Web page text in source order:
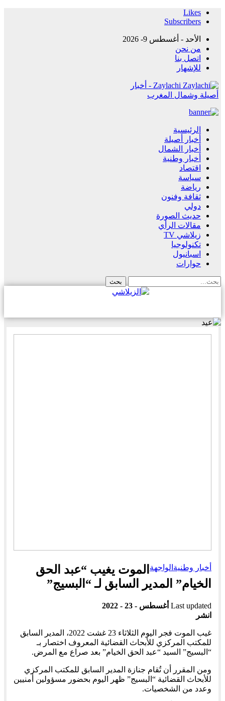
Likes
Subscribers
الأحد - أغسطس 9- 2026
من نحن
اتصل بنا
للإشهار
Zaylachi - أخبار
أصيلة وشمال المغرب
الرئيسية
أخبار أصيلة
أخبار الشمال
أخبار وطنية
اقتصاد
سياسة
رياضة
ثقافة وفنون
دولي
حديث الصورة
مقالات الرأي
زيلاشي TV
تكنولوجيا
اسبانيول
حوارات
أخبار وطنية الواجهة الموت يغيب “عبد الحق
الخيام” المدير السابق لـ “البسيج”
Last updated أغسطس - 23 - 2022
انشر
غيب الموت فجر اليوم الثلاثاء 23 غشت 2022، المدير السابق
للمكتب المركزي للأبحاث القضائية المعروف اختصار بـ
“البسيج” السيد “عبد الحق الخيام” بعد صراع مع المرض.
ومن المقرر أن تُقام جنازة المدير السابق للمكتب المركزي
للأبحاث القضائية “البسيج” ظهر اليوم بحضور مسؤولين أمنيين
وعدد من الشخصيات.